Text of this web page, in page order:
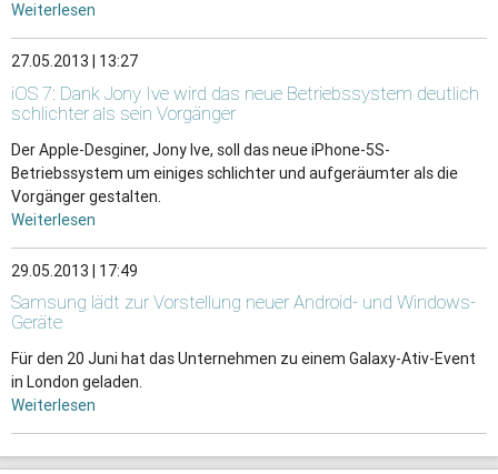
Weiterlesen
27.05.2013 | 13:27
iOS 7: Dank Jony Ive wird das neue Betriebssystem deutlich
schlichter als sein Vorgänger
Der Apple-Desginer, Jony Ive, soll das neue iPhone-5S-
Betriebssystem um einiges schlichter und aufgeräumter als die
Vorgänger gestalten.
Weiterlesen
29.05.2013 | 17:49
Samsung lädt zur Vorstellung neuer Android- und Windows-
Geräte
Für den 20 Juni hat das Unternehmen zu einem Galaxy-Ativ-Event
in London geladen.
Weiterlesen